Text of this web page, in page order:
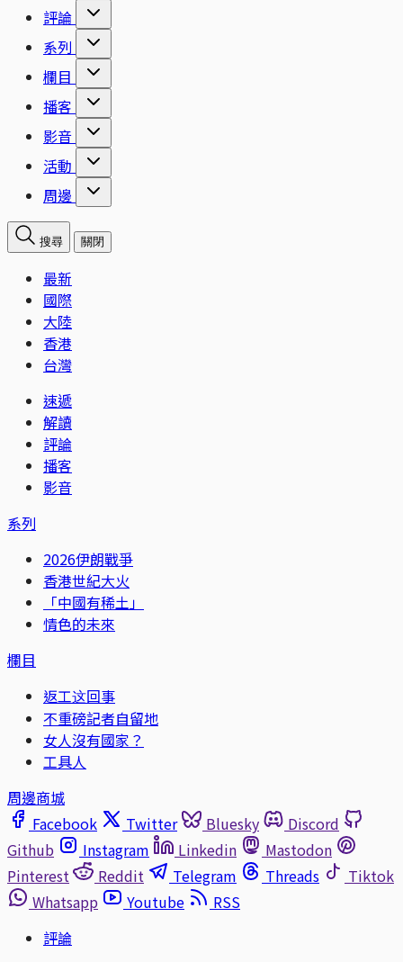
評論
系列
欄目
播客
影音
活動
周邊
搜尋 關閉
最新
國際
大陸
香港
台灣
速遞
解讀
評論
播客
影音
系列
2026伊朗戰爭
香港世紀大火
「中國有稀土」
情色的未來
欄目
返工这回事
不重磅記者自留地
女人沒有國家？
工具人
周邊商城
Facebook
Twitter Bluesky
Discord
Github
Instagram Linkedin
Mastodon
Pinterest
Reddit Telegram Threads
Tiktok
Whatsapp
Youtube
RSS
評論